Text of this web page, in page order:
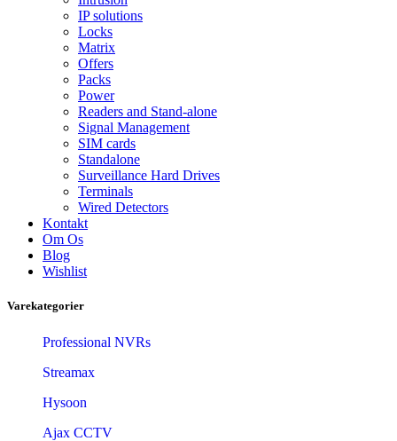
IP solutions
Locks
Matrix
Offers
Packs
Power
Readers and Stand-alone
Signal Management
SIM cards
Standalone
Surveillance Hard Drives
Terminals
Wired Detectors
Kontakt
Om Os
Blog
Wishlist
Varekategorier
Professional NVRs
Streamax
Hysoon
Ajax CCTV